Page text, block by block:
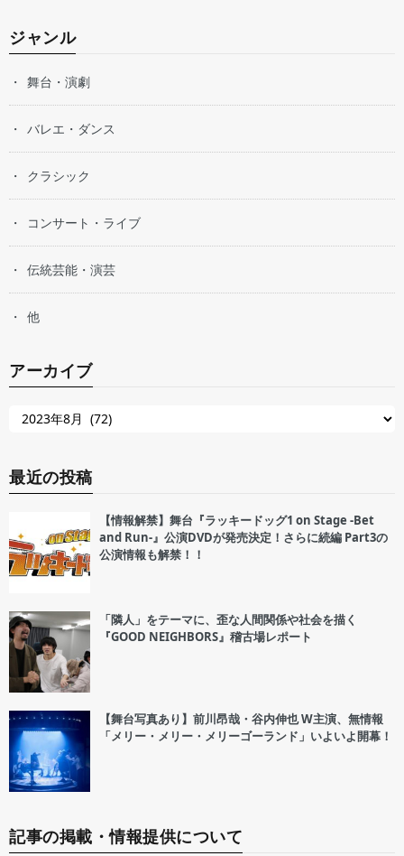
ジャンル
舞台・演劇
バレエ・ダンス
クラシック
コンサート・ライブ
伝統芸能・演芸
他
アーカイブ
最近の投稿
【情報解禁】舞台『ラッキードッグ1 on Stage -Bet
and Run-』公演DVDが発売決定！さらに続編 Part3の
公演情報も解禁！！
「隣人」をテーマに、歪な人間関係や社会を描く
『GOOD NEIGHBORS』稽古場レポート
【舞台写真あり】前川昂哉・谷内伸也 W主演、無情報
「メリー・メリー・メリーゴーランド」いよいよ開幕！
記事の掲載・情報提供について